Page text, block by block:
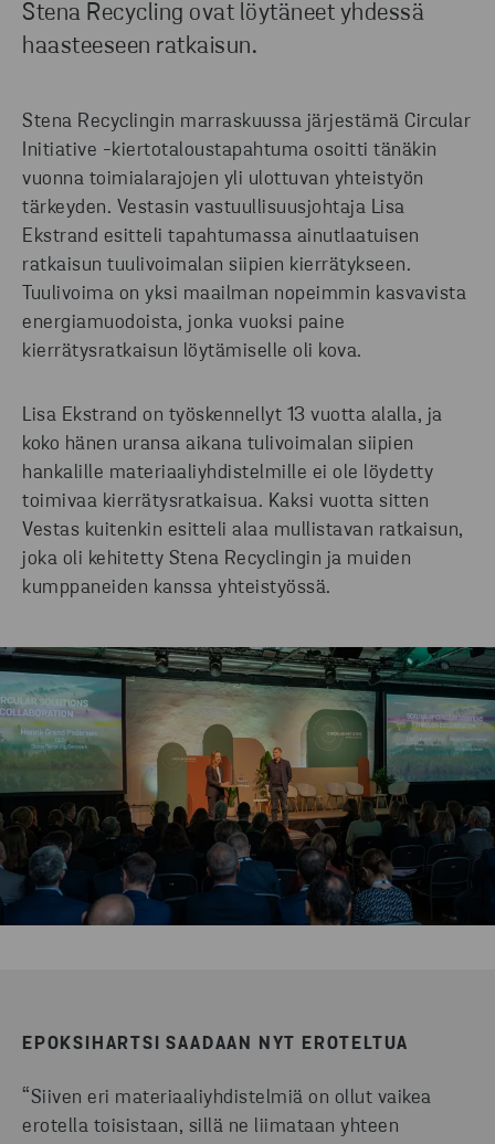
Stena Recycling ovat löytäneet yhdessä
haasteeseen ratkaisun.
Stena Recyclingin marraskuussa järjestämä Circular
Initiative -kiertotaloustapahtuma osoitti tänäkin
vuonna toimialarajojen yli ulottuvan yhteistyön
tärkeyden. Vestasin vastuullisuusjohtaja Lisa
Ekstrand esitteli tapahtumassa ainutlaatuisen
ratkaisun tuulivoimalan siipien kierrätykseen.
Tuulivoima on yksi maailman nopeimmin kasvavista
energiamuodoista, jonka vuoksi paine
kierrätysratkaisun löytämiselle oli kova.
Lisa Ekstrand on työskennellyt 13 vuotta alalla, ja
koko hänen uransa aikana tulivoimalan siipien
hankalille materiaaliyhdistelmille ei ole löydetty
toimivaa kierrätysratkaisua. Kaksi vuotta sitten
Vestas kuitenkin esitteli alaa mullistavan ratkaisun,
joka oli kehitetty Stena Recyclingin ja muiden
kumppaneiden kanssa yhteistyössä.
EPOKSIHARTSI SAADAAN NYT EROTELTUA
“Siiven eri materiaaliyhdistelmiä on ollut vaikea
erotella toisistaan, sillä ne liimataan yhteen